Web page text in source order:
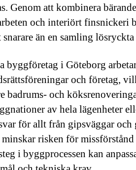
Genom att kombinera
och interiört finsnickeri
snarare än en samling lösryckta
byggföretag i Göteborg
och företag,
badrums- och
av hela lägenheter
för allt från gipsväggar
minskar risken för
i byggprocessen kan